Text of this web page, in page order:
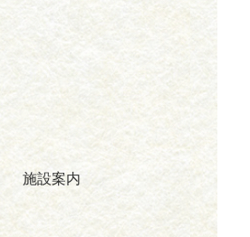
施設案内